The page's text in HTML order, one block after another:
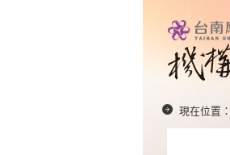
現在位置：